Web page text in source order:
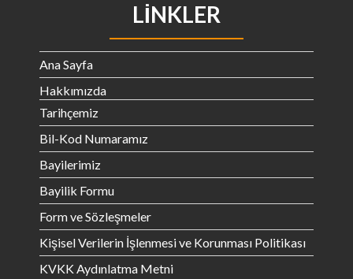
LINKLER
Ana Sayfa
Hakkımızda
Tarihçemiz
Bil-Kod Numaramız
Bayilerimiz
Bayilik Formu
Form ve Sözleşmeler
Kişisel Verilerin İşlenmesi ve Korunması Politikası
KVKK Aydınlatma Metni